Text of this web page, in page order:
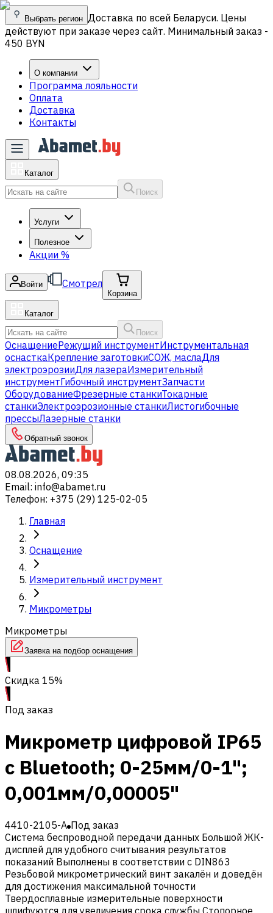
Выбрать регион Доставка по всей Беларуси. Цены
действуют при заказе через сайт. Минимальный заказ -
450 BYN
О компании
Программа лояльности
Оплата
Доставка
Контакты
Каталог
Поиск
Услуги
Полезное
Акции %
Войти Смотрел
Корзина
Каталог
Поиск
ОснащениеРежущий инструментИнструментальная
оснасткаКрепление заготовкиСОЖ, маслаДля
электроэрозииДля лазераИзмерительный
инструментГибочный инструментЗапчасти
ОборудованиеФрезерные станкиТокарные
станкиЭлектроэрозионные станкиЛистогибочные
прессыЛазерные станки
Обратный звонок
08.08.2026, 09:35
Email: info@abamet.ru
Телефон: +375 (29) 125-02-05
Главная
Оснащение
Измерительный инструмент
Микрометры
Микрометры
Заявка на подбор оснащения
Скидка 15%
Под заказ
Микрометр цифровой IP65
с Bluetooth; 0-25мм/0-1";
0,001мм/0,00005"
4410-2105-A Под заказ
Система беспроводной передачи данных Большой ЖК-
дисплей для удобного считывания результатов
показаний Выполнены в соответствии с DIN863
Резьбовой микрометрический винт закалён и доведён
для достижения максимальной точности
Твердосплавные измерительные поверхности
шлифуются для увеличения срока службы Стопорное